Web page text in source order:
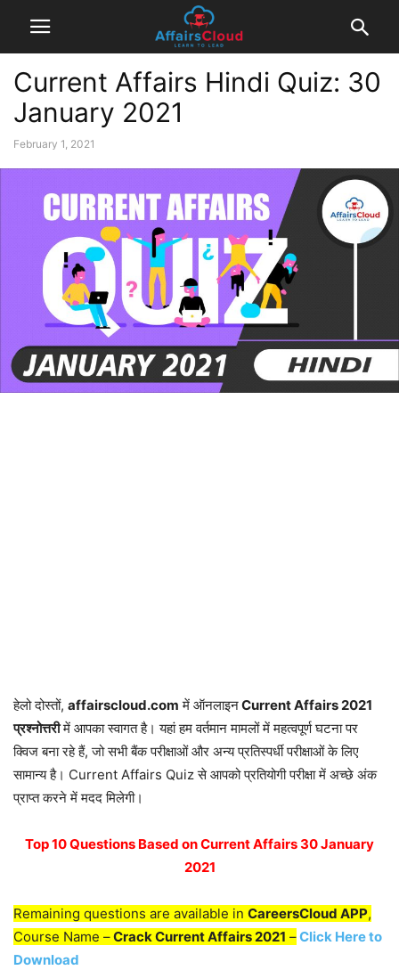
Current Affairs Hindi Quiz: 30
January 2021
February 1, 2021
हेलो दोस्तों, affairscloud.com में ऑनलाइनCurrent Affairs 2021
प्रश्नोत्तरीमें आपका स्वागत है। यहां हम वर्तमान मामलों में महत्वपूर्ण घटना पर
क्विज बना रहे हैं, जो सभी बैंक परीक्षाओं और अन्य प्रतिस्पर्धी परीक्षाओं के लिए
सामान्य है। Current Affairs Quiz से आपको प्रतियोगी परीक्षा में अच्छे अंक
प्राप्त करने में मदद मिलेगी।
Top 10 Questions Based on Current Affairs 30 January
2021
Remaining questions are available in CareersCloud APP,
Course Name –Crack Current Affairs 2021 –Click Here to
Download